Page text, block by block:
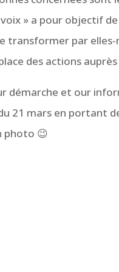
» a pour objectif
transformer par
des actions
démarche et our
21 mars en portant
photo 😉